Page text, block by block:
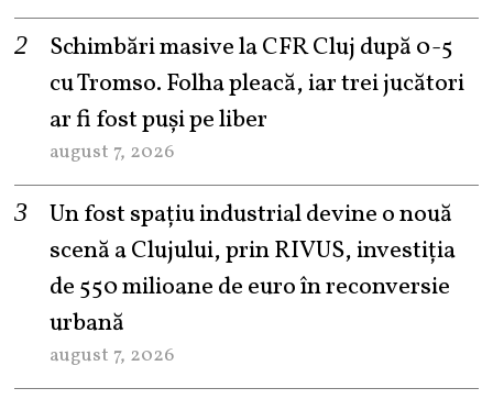
Schimbări masive la CFR Cluj după 0-5
cu Tromso. Folha pleacă, iar trei jucători
ar fi fost puși pe liber
august 7, 2026
Un fost spațiu industrial devine o nouă
scenă a Clujului, prin RIVUS, investiția
de 550 milioane de euro în reconversie
urbană
august 7, 2026